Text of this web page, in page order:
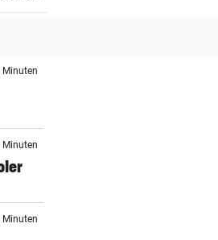
Minuten
Minuten
Minuten